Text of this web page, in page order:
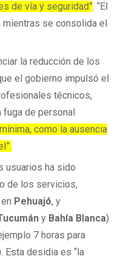
de vía y seguridad”. “El
se consolida el
la reducción de los
el gobierno impulsó el
técnicos,
fuga de personal
como la ausencia
usuarios ha sido
de los servicios,
Pehuajó, y
y Bahía Blanca)
7 horas para
Esta desidia es “la